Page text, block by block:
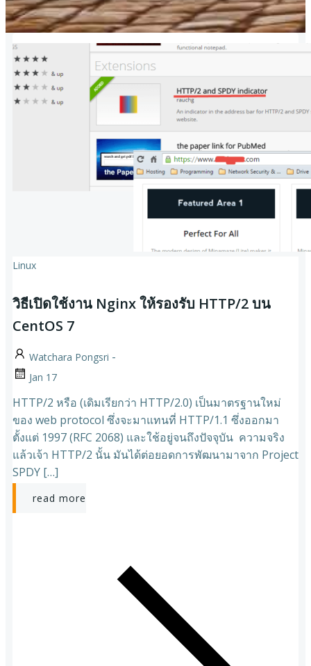
Linux
วิธีเปิดใช้งาน Nginx ให้รองรับ HTTP/2 บน
CentOS 7
Watchara Pongsri -
Jan 17
HTTP/2 หรือ (เดิมเรียกว่า HTTP/2.0) เป็นมาตรฐานใหม่
ของ web protocol ซึ่งจะมาแทนที่ HTTP/1.1 ซึ่งออกมา
ตั้งแต่ 1997 (RFC 2068) และใช้อยู่จนถึงปัจจุบัน ความจริง
แล้วเจ้า HTTP/2 นั้น มันได้ต่อยอดการพัฒนามาจาก Project
SPDY […]
read more